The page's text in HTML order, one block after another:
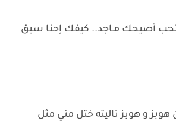
أصيحك مـاجد.. كيفك إحنا سبق
هوبز و هوبز تاليته ختل مني مثل